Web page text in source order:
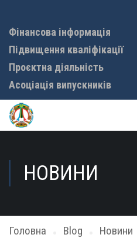
Фінансова інформація
Підвищення кваліфікації
Проєктна діяльність
Асоціація випускників
НОВИНИ
Головна Blog
Новини